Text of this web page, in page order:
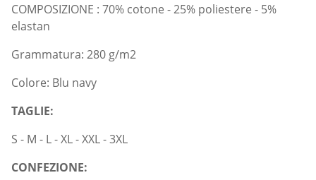
COMPOSIZIONE : 70% cotone - 25% poliestere - 5%
elastan
Grammatura: 280 g/m2
Colore: Blu navy
TAGLIE:
S - M - L - XL - XXL - 3XL
CONFEZIONE: